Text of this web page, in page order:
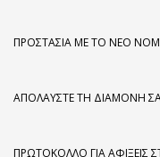
ΠΡΟΣΤΑΣΊΑ ΜΕ ΤΟ ΝΈΟ
ΑΠΟΛΑΎΣΤΕ ΤΗ ΔΙΑΜΟΝΉ
ΠΡΩΤΌΚΟΛΛΟ ΓΙΑ ΑΦΊΞΕΙΣ